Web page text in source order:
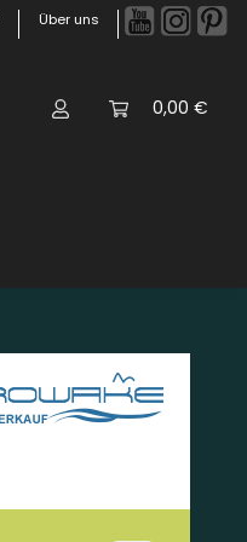
Über uns
0,00 €